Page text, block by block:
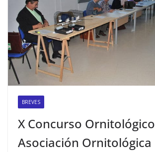
BREVES
X Concurso Ornitológico
Asociación Ornitológica